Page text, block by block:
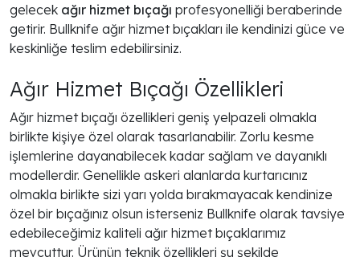
gelecek ağır hizmet bıçağı profesyonelliği beraberinde
getirir. Bullknife ağır hizmet bıçakları ile kendinizi güce ve
keskinliğe teslim edebilirsiniz.
Ağır Hizmet Bıçağı Özellikleri
Ağır hizmet bıçağı özellikleri geniş yelpazeli olmakla
birlikte kişiye özel olarak tasarlanabilir. Zorlu kesme
işlemlerine dayanabilecek kadar sağlam ve dayanıklı
modellerdir. Genellikle askeri alanlarda kurtarıcınız
olmakla birlikte sizi yarı yolda bırakmayacak kendinize
özel bir bıçağınız olsun isterseniz Bullknife olarak tavsiye
edebileceğimiz kaliteli ağır hizmet bıçaklarımız
mevcuttur. Ürünün teknik özellikleri şu şekilde